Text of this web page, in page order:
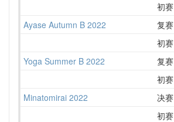
初赛
Ayase Autumn B 2022
复赛
初赛
Yoga Summer B 2022
复赛
初赛
Minatomirai 2022
决赛
初赛